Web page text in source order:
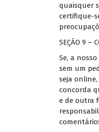
quaisquer
certifique-
SEÇÃO 9 –
Se, a
sem um
seja
concorda
e de outra